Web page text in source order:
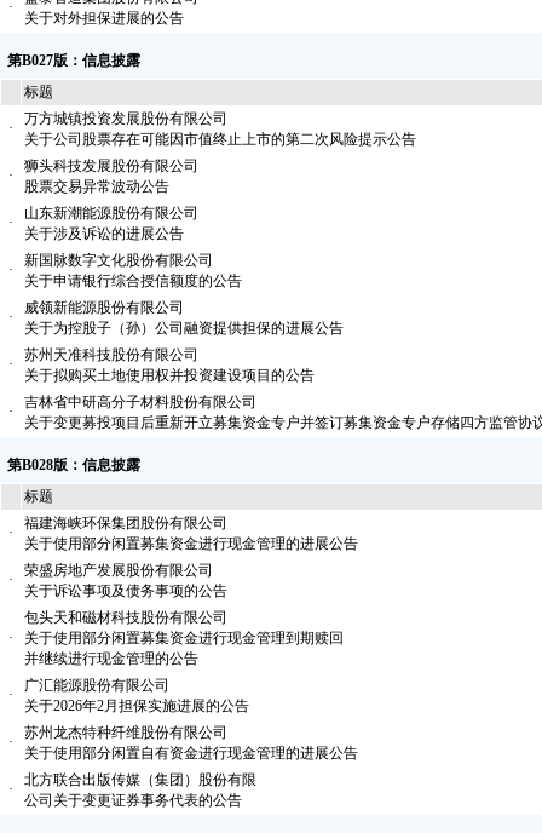
·
关于对外担保进展的公告
第B027版：信息披露
标题
·
万方城镇投资发展股份有限公司
关于公司股票存在可能因市值终止上市的第二次风险提示公告
·
狮头科技发展股份有限公司
股票交易异常波动公告
·
山东新潮能源股份有限公司
关于涉及诉讼的进展公告
·
新国脉数字文化股份有限公司
关于申请银行综合授信额度的公告
·
威领新能源股份有限公司
关于为控股子（孙）公司融资提供担保的进展公告
·
苏州天准科技股份有限公司
关于拟购买土地使用权并投资建设项目的公告
·
吉林省中研高分子材料股份有限公司
关于变更募投项目后重新开立募集资金专户并签订募集资金专户存储四方监管协
第B028版：信息披露
标题
·
福建海峡环保集团股份有限公司
关于使用部分闲置募集资金进行现金管理的进展公告
·
荣盛房地产发展股份有限公司
关于诉讼事项及债务事项的公告
·
包头天和磁材科技股份有限公司
关于使用部分闲置募集资金进行现金管理到期赎回
并继续进行现金管理的公告
·
广汇能源股份有限公司
关于2026年2月担保实施进展的公告
·
苏州龙杰特种纤维股份有限公司
关于使用部分闲置自有资金进行现金管理的进展公告
·
北方联合出版传媒（集团）股份有限
公司关于变更证券事务代表的公告